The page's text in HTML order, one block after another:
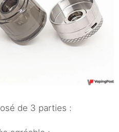
de 3 parties :